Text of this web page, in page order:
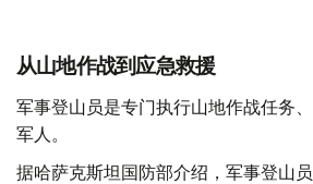
从山地作战到应急救援
军事登山员是专门执行山地作战任务
军人。
据哈萨克斯坦国防部介绍，军事登山